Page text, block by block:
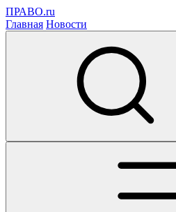
ПРАВО.ru
Главная Новости